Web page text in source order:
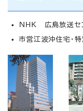
NHK 広島放送セ
市営江波沖住宅・